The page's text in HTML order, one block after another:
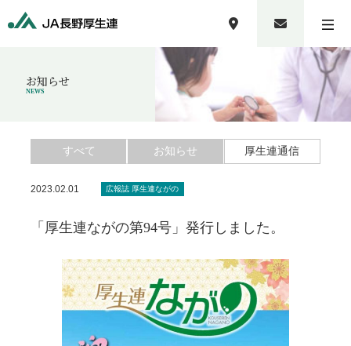
お知らせ
NEWS
すべて お知らせ 厚生連通信
2023.02.01 広報誌 厚生連ながの
「厚生連ながの第94号」発行しました。